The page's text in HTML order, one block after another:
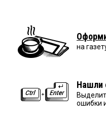
на
Нашли
ошибки